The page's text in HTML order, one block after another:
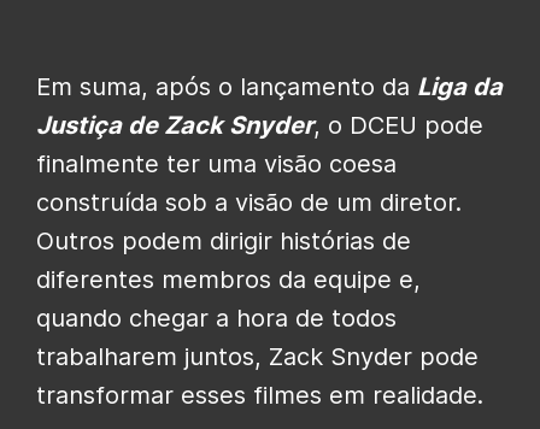
Em suma, após o lançamento da Liga da
Justiça de Zack Snyder, o DCEU pode
finalmente ter uma visão coesa
construída sob a visão de um diretor.
Outros podem dirigir histórias de
diferentes membros da equipe e,
quando chegar a hora de todos
trabalharem juntos, Zack Snyder pode
transformar esses filmes em realidade.